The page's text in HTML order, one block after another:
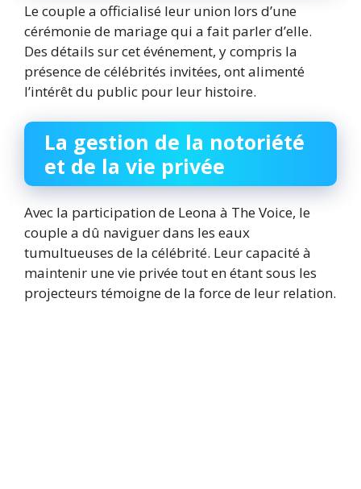
Le couple a officialisé leur union lors d’une
cérémonie de mariage qui a fait parler d’elle.
Des détails sur cet événement, y compris la
présence de célébrités invitées, ont alimenté
l’intérêt du public pour leur histoire.
La gestion de la notoriété
et de la vie privée
Avec la participation de Leona à The Voice, le
couple a dû naviguer dans les eaux
tumultueuses de la célébrité. Leur capacité à
maintenir une vie privée tout en étant sous les
projecteurs témoigne de la force de leur relation.